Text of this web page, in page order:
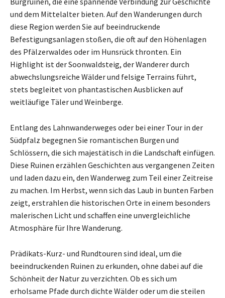
und dem Mittelalter bieten. Auf den Wanderungen durch
diese Region werden Sie auf beeindruckende
Befestigungsanlagen stoßen, die oft auf den Höhenlagen
des Pfälzerwaldes oder im Hunsrück thronten. Ein
Highlight ist der Soonwaldsteig, der Wanderer durch
abwechslungsreiche Wälder und felsige Terrains führt,
stets begleitet von phantastischen Ausblicken auf
weitläufige Täler und Weinberge.
Entlang des Lahnwanderweges oder bei einer Tour in der
Südpfalz begegnen Sie romantischen Burgen und
Schlössern, die sich majestätisch in die Landschaft einfügen.
Diese Ruinen erzählen Geschichten aus vergangenen Zeiten
und laden dazu ein, den Wanderweg zum Teil einer Zeitreise
zu machen. Im Herbst, wenn sich das Laub in bunten Farben
zeigt, erstrahlen die historischen Orte in einem besonders
malerischen Licht und schaffen eine unvergleichliche
Atmosphäre für Ihre Wanderung.
Prädikats-Kurz- und Rundtouren sind ideal, um die
beeindruckenden Ruinen zu erkunden, ohne dabei auf die
Schönheit der Natur zu verzichten. Ob es sich um
erholsame Pfade durch dichte Wälder oder um die steilen